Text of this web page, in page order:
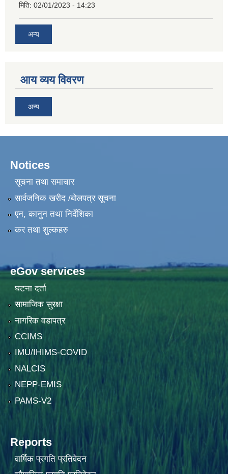
मिति: 02/01/2023 - 14:23
अन्य
आय व्यय विवरण
अन्य
Notices
सूचना तथा समाचार
सार्वजनिक खरीद /बोलपत्र सूचना
एन, कानुन तथा निर्देशिका
कर तथा शुल्कहरु
eGov services
घटना दर्ता
सामाजिक सुरक्षा
नागरिक वडापत्र
CCIMS
IMU/IHIMS-COVID
NALCIS
NEPP-EMIS
PAMS-V2
Reports
वार्षिक प्रगति प्रतिवेदन